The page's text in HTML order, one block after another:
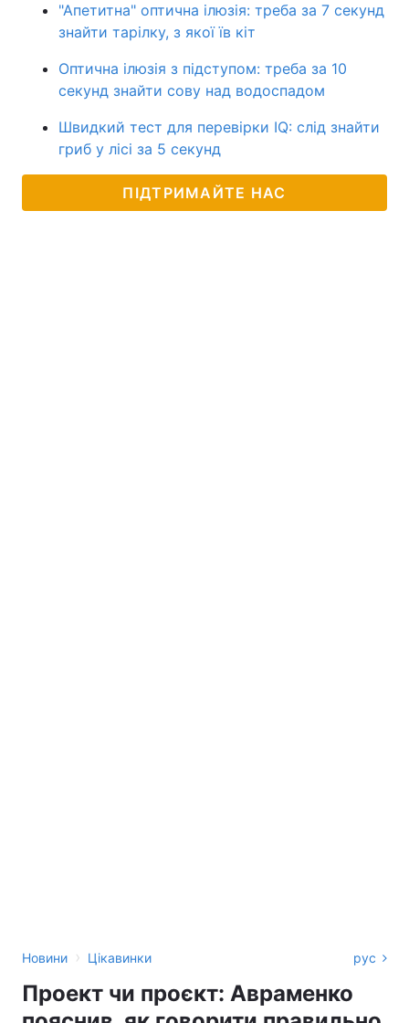
"Апетитна" оптична ілюзія: треба за 7 секунд
знайти тарілку, з якої їв кіт
Оптична ілюзія з підступом: треба за 10
секунд знайти сову над водоспадом
Швидкий тест для перевірки IQ: слід знайти
гриб у лісі за 5 секунд
ПІДТРИМАЙТЕ НАС
Новини › Цікавинки рус
Проект чи проєкт: Авраменко